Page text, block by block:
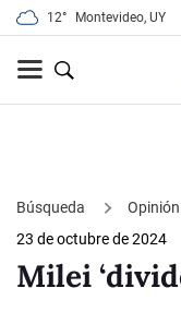
12° Montevideo, UY
Búsqueda
23 de octubre de 2024
Milei